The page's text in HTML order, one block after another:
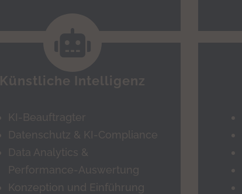
Künstliche Intelligenz
KI-Beauftragter
Datenschutz & KI-Compliance
Data Analytics &
Performance-Auswertung
Konzeption und Einführung